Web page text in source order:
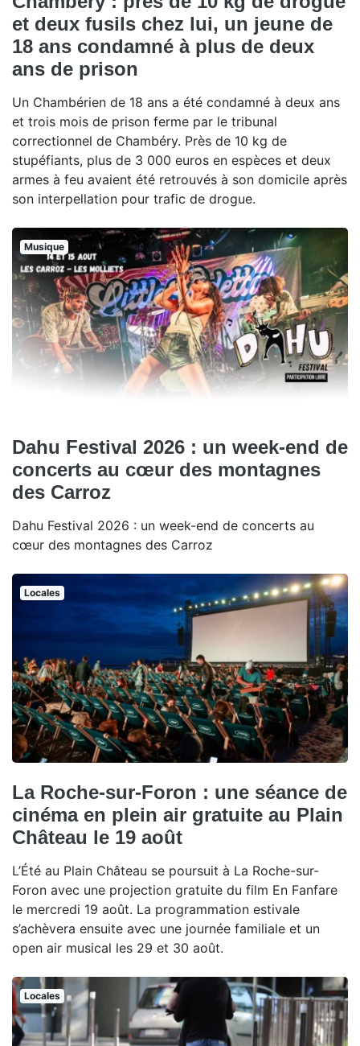
et deux fusils chez lui, un jeune de
18 ans condamné à plus de deux
ans de prison
Un Chambérien de 18 ans a été condamné à deux ans
et trois mois de prison ferme par le tribunal
correctionnel de Chambéry. Près de 10 kg de
stupéfiants, plus de 3 000 euros en espèces et deux
armes à feu avaient été retrouvés à son domicile après
son interpellation pour trafic de drogue.
Musique
Dahu Festival 2026 : un week-end de
concerts au cœur des montagnes
des Carroz
Dahu Festival 2026 : un week-end de concerts au
cœur des montagnes des Carroz
Locales
La Roche-sur-Foron : une séance de
cinéma en plein air gratuite au Plain
Château le 19 août
L’Été au Plain Château se poursuit à La Roche-sur-
Foron avec une projection gratuite du film En Fanfare
le mercredi 19 août. La programmation estivale
s’achèvera ensuite avec une journée familiale et un
open air musical les 29 et 30 août.
Locales